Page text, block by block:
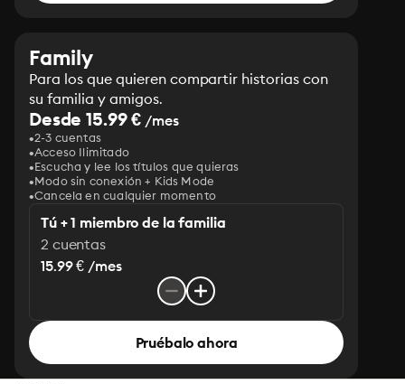
Family
Para los que quieren compartir historias con
su familia y amigos.
Desde 15.99 € /mes
2-3 cuentas
Acceso Ilimitado
Escucha y lee los títulos que quieras
Modo sin conexión + Kids Mode
Cancela en cualquier momento
Tú + 1 miembro de la familia
2 cuentas
15.99 € /mes
Pruébalo ahora